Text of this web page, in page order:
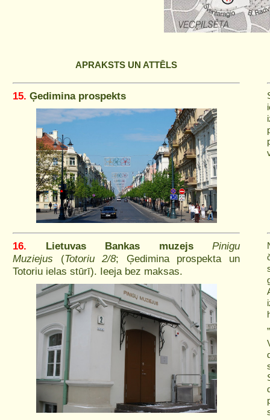
APRAKSTS UN ATTĒLS
15. Ģedimina prospekts
16. Lietuvas Bankas muzejs Pinigu
Muziejus (Totoriu 2/8; Ģedimina prospekta un
Totoriu ielas stūrī). Ieeja bez maksas.